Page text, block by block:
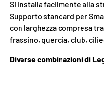
Si installa facilmente alla
Supporto standard per
con larghezza compresa
frassino, quercia, club,
Diverse combinazioni di